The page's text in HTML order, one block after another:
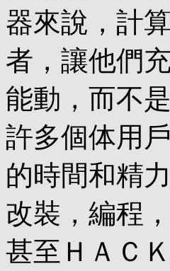
器來說，計
者，讓他們
能動，而不
許多個体用
的時間和精
改裝，編程
甚至ＨＡＣ